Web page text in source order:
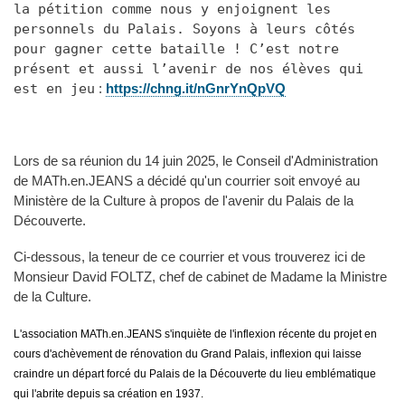
la pétition comme nous y enjoignent les
personnels du Palais. Soyons à leurs côtés
pour gagner cette bataille ! C’est notre
présent et aussi l’avenir de nos élèves qui
est en jeu : https://chng.it/nGnrYnQpVQ
Lors de sa réunion du 14 juin 2025, le Conseil d'Administration
de MATh.en.JEANS a décidé qu'un courrier soit envoyé au
Ministère de la Culture à propos de l'avenir du Palais de la
Découverte.
Ci-dessous, la teneur de ce courrier et vous trouverez ici de
Monsieur David FOLTZ, chef de cabinet de Madame la Ministre
de la Culture.
L'association MATh.en.JEANS s'inquiète de l'inflexion récente du projet en
cours d'achèvement de rénovation du Grand Palais, inflexion qui laisse
craindre un départ forcé du Palais de la Découverte du lieu emblématique
qui l'abrite depuis sa création en 1937.